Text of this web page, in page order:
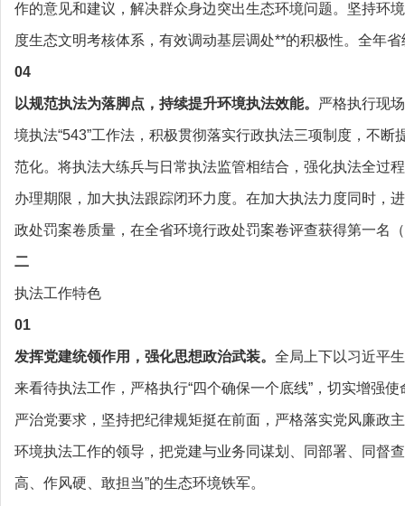
作的意见和建议，解决群众身边突出生态环境问题。坚持环
度生态文明考核体系，有效调动基层调处**的积极性。全年
04
以规范执法为落脚点，持续提升环境执法效能。 严格执行现
境执法“543”工作法，积极贯彻落实行政执法三项制度，不
范化。将执法大练兵与日常执法监管相结合，强化执法全过
办理期限，加大执法跟踪闭环力度。在加大执法力度同时，
政处罚案卷质量，在全省环境行政处罚案卷评查获得第一名
二
执法工作特色
01
发挥党建统领作用，强化思想政治武装。 全局上下以习近平
来看待执法工作，严格执行“四个确保一个底线”，切实增强
严治党要求，坚持把纪律规矩挺在前面，严格落实党风廉政
环境执法工作的领导，把党建与业务同谋划、同部署、同督
高、作风硬、敢担当”的生态环境铁军。